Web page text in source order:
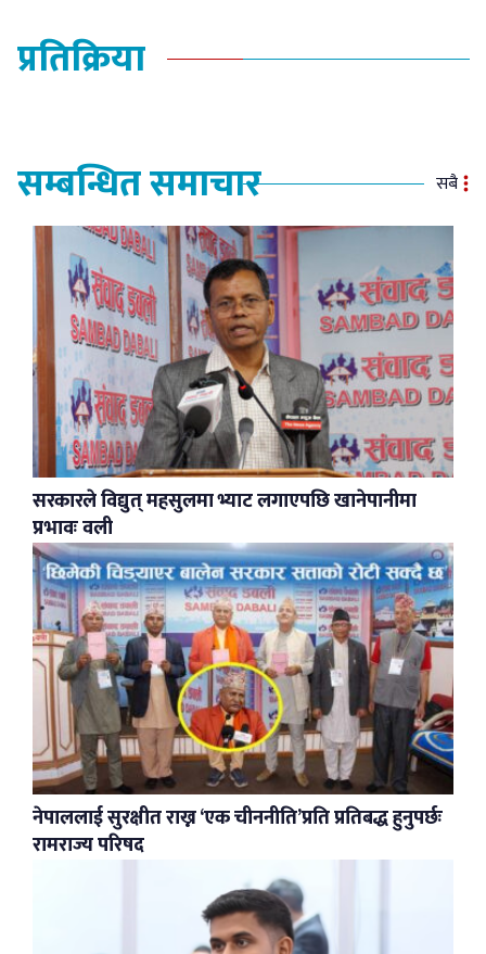
प्रतिक्रिया
सम्बन्धित समाचार सबै
सरकारले विद्युत् महसुलमा भ्याट लगाएपछि खानेपानीमा
प्रभावः वली
नेपाललाई सुरक्षीत राख्न ‘एक चीननीति’प्रति प्रतिबद्ध हुनुपर्छः
रामराज्य परिषद